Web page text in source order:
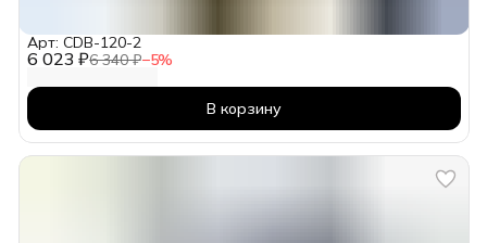
6 023 ₽6 340 ₽−5%
Арт: CDB-120-2
В корзину